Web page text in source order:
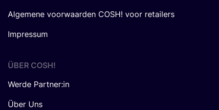
Algemene voorwaarden COSH! voor retailers
Impressum
ÜBER COSH!
Werde Partner:in
Über Uns